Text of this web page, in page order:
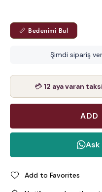
📏 Bedenimi Bul
Şimdi sipariş
💳 12 aya varan
Add to Favorites